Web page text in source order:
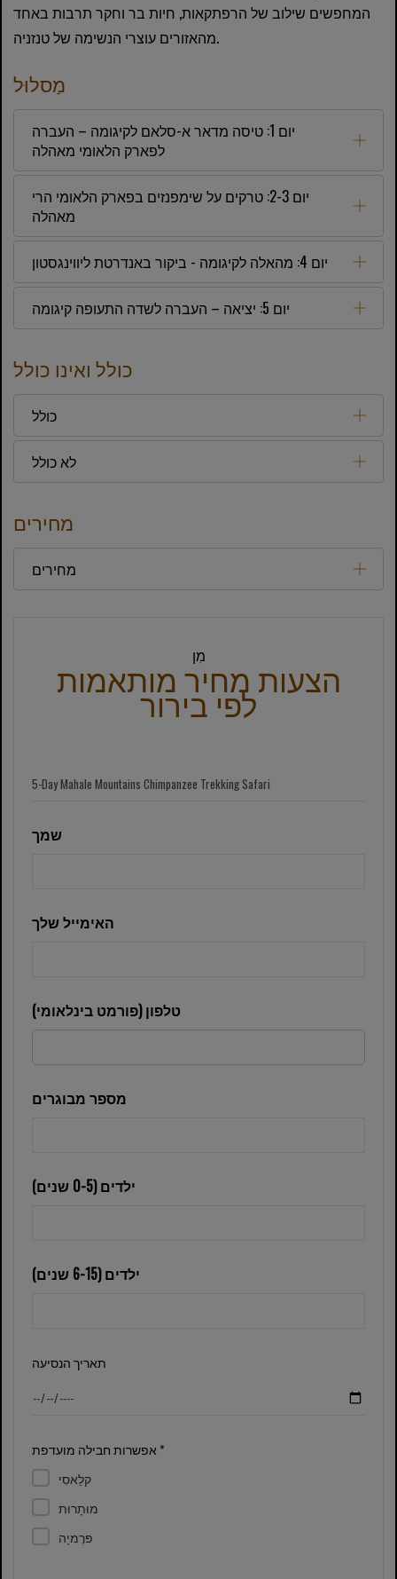
המחפשים שילוב של הרפתקאות, חיות בר וחקר תרבות באחד
מהאזורים עוצרי הנשימה של טנזניה.
מַסלוּל
יום 1: טיסה מדאר א-סלאם לקיגומה – העברה
לפארק הלאומי מאהלה
יום 2-3: טרקים על שימפנזים בפארק הלאומי הרי
מאהלה
יום 4: מהאלה לקיגומה - ביקור באנדרטת ליווינגסטון
יום 5: יציאה – העברה לשדה התעופה קיגומה
כולל ואינו כולל
כולל
לא כולל
מחירים
מחירים
מִן
הצעות מחיר מותאמות
לפי בירור
שמך
האימייל שלך
טלפון (פורמט בינלאומי)
מספר מבוגרים
ילדים (0-5 שנים)
ילדים (6-15 שנים)
תאריך הנסיעה
אפשרות חבילה מועדפת *
קלַאסִי
מוּתָרוּת
פּרֶמיָה